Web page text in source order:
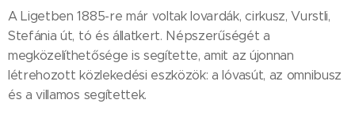
A Ligetben 1885-re már voltak lovardák, cirkusz, Vurstli,
Stefánia út, tó és állatkert. Népszerűségét a
megközelíthetősége is segítette, amit az újonnan
létrehozott közlekedési eszközök: a lóvasút, az omnibusz
és a villamos segítettek.